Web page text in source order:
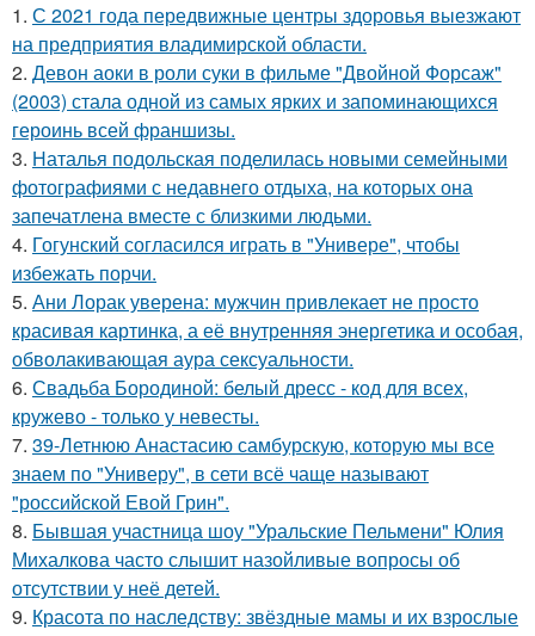
1. С 2021 года передвижные центры здоровья выезжают
на предприятия владимирской области.
2. Девон аоки в роли суки в фильме "Двойной Форсаж"
(2003) стала одной из самых ярких и запоминающихся
героинь всей франшизы.
3. Наталья подольская поделилась новыми семейными
фотографиями с недавнего отдыха, на которых она
запечатлена вместе с близкими людьми.
4. Гогунский согласился играть в "Универе", чтобы
избежать порчи.
5. Ани Лорак уверена: мужчин привлекает не просто
красивая картинка, а её внутренняя энергетика и особая,
обволакивающая аура сексуальности.
6. Свадьба Бородиной: белый дресс - код для всех,
кружево - только у невесты.
7. 39-Летнюю Анастасию самбурскую, которую мы все
знаем по "Универу", в сети всё чаще называют
"российской Евой Грин".
8. Бывшая участница шоу "Уральские Пельмени" Юлия
Михалкова часто слышит назойливые вопросы об
отсутствии у неё детей.
9. Красота по наследству: звёздные мамы и их взрослые